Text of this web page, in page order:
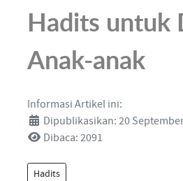
Hadits untuk
Anak-anak
Informasi Artikel ini:
Dipublikasikan: 20
Dibaca: 2091
Hadits